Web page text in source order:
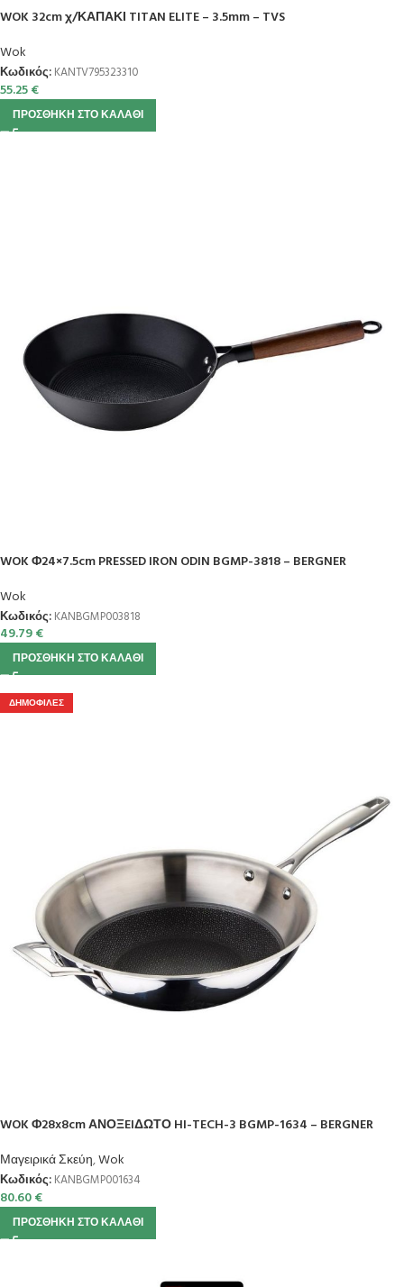
WOK 32cm χ/ΚΑΠΑΚΙ TITAN ELITE – 3.5mm – TVS
Wok
Κωδικός: KANTV795323310
55.25€
ΠΡΟΣΘΉΚΗ ΣΤΟ ΚΑΛΆΘΙ
WOK Φ24×7.5cm PRESSED IRON ODIN BGMP-3818 – BERGNER
Wok
Κωδικός: KANBGMP003818
49.79€
ΠΡΟΣΘΉΚΗ ΣΤΟ ΚΑΛΆΘΙ
ΔΗΜΟΦΙΛΈΣ
WOK Φ28x8cm ΑΝΟΞEIΔΩΤΟ HI-TECH-3 BGMP-1634 – BERGNER
Μαγειρικά Σκεύη,Wok
Κωδικός: KANBGMP001634
80.60€
ΠΡΟΣΘΉΚΗ ΣΤΟ ΚΑΛΆΘΙ